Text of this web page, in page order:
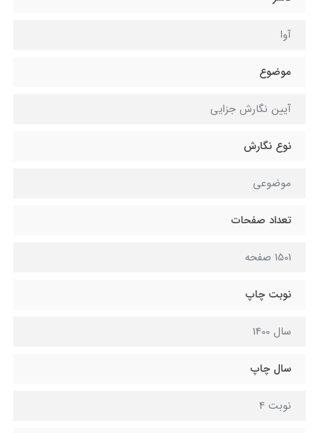
آوا
موضوع
آیین نگارش جزایی
نوع نگارش
موضوعی
تعداد صفحات
1501 صفحه
نوبت چاپ
سال 1400
سال چاپ
نوبت 4